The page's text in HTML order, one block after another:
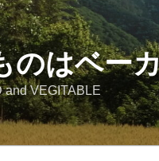
のはベー
and VEGITABLE